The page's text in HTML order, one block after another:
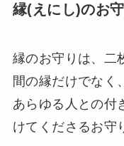
縁(えにし)のお
縁のお守りは、二
間の縁だけでなく
あらゆる人との付
けてくださるお守